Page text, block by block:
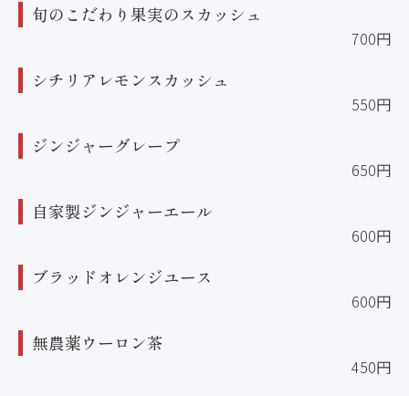
旬のこだわり果実のスカッシュ
700円
シチリアレモンスカッシュ
550円
ジンジャーグレープ
650円
自家製ジンジャーエール
600円
ブラッドオレンジユース
600円
無農薬ウーロン茶
450円